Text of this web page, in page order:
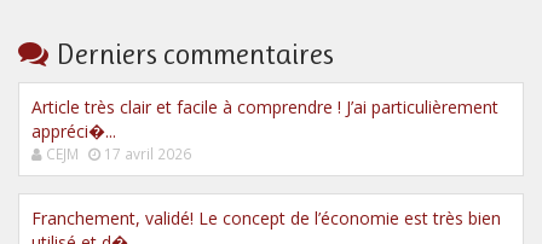
Derniers commentaires
Article très clair et facile à comprendre ! J’ai particulièrement
appréci�...
CEJM 17 avril 2026
Franchement, validé! Le concept de l’économie est très bien